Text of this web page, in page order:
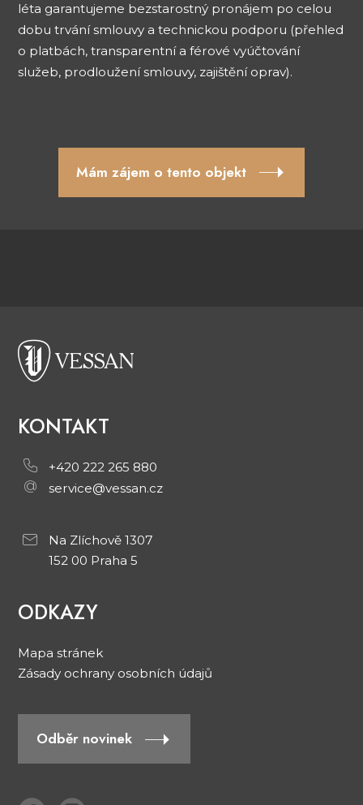
léta garantujeme bezstarostný pronájem po celou
dobu trvání smlouvy a technickou podporu (přehled
o platbách, transparentní a férové vyúčtování
služeb, prodloužení smlouvy, zajištění oprav).
Mám zájem o tento objekt
KONTAKT
+420 222 265 880
service@vessan.cz
Na Zlíchově 1307
152 00 Praha 5
ODKAZY
Mapa stránek
Zásady ochrany osobních údajů
Odběr novinek